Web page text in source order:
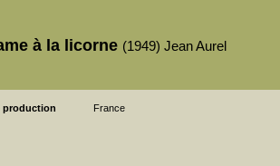
à la licorne (1949) Jean Aurel
production France